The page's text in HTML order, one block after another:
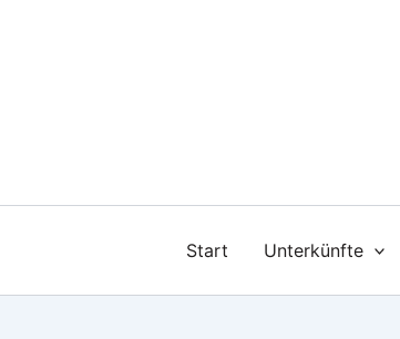
Start Unterkünfte